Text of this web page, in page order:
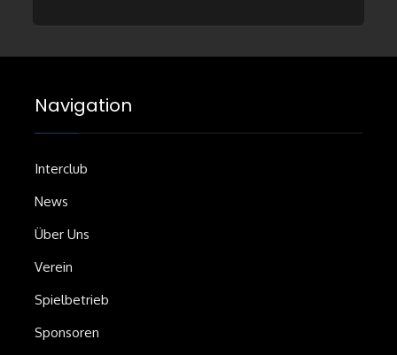
Navigation
Interclub
News
Über Uns
Verein
Spielbetrieb
Sponsoren